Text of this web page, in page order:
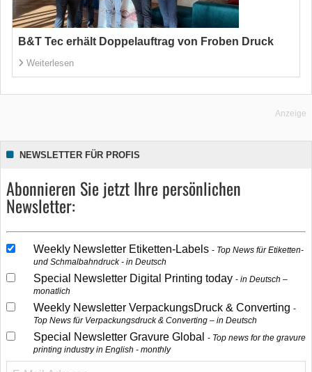
B&T Tec erhält Doppelauftrag von Froben Druck
Weiterlesen
Anzeige
NEWSLETTER FÜR PROFIS
Abonnieren Sie jetzt Ihre persönlichen
Newsletter:
Weekly Newsletter Etiketten-Labels
Top News für Etiketten-
und Schmalbahndruck - in Deutsch
Special Newsletter Digital Printing today
in Deutsch –
monatlich
Weekly Newsletter VerpackungsDruck & Converting
Top News für Verpackungsdruck & Converting – in Deutsch
Special Newsletter Gravure Global
Top news for the gravure
printing industry in English - monthly